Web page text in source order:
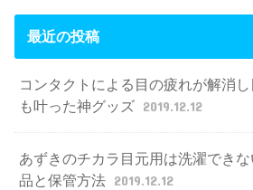
最近の投稿
コンタクトによる目の疲れが解消
も叶った神グッズ 2019.12.12
あずきのチカラ目元用は洗濯でき
品と保管方法 2019.12.12